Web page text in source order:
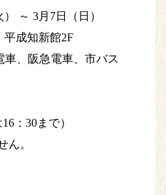
～ 3月7日（日）
成知新館2F
車、阪急電車、市バス
：30まで）
。